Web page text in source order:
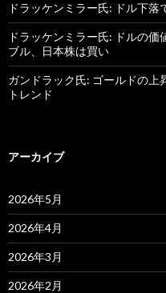
ドラッケンミラー氏: ドル下
ドラッケンミラー氏: ドルの
ブル、日本株は買い
ガンドラック氏: ゴールドの上
トレンド
アーカイブ
2026年5月
2026年4月
2026年3月
2026年2月